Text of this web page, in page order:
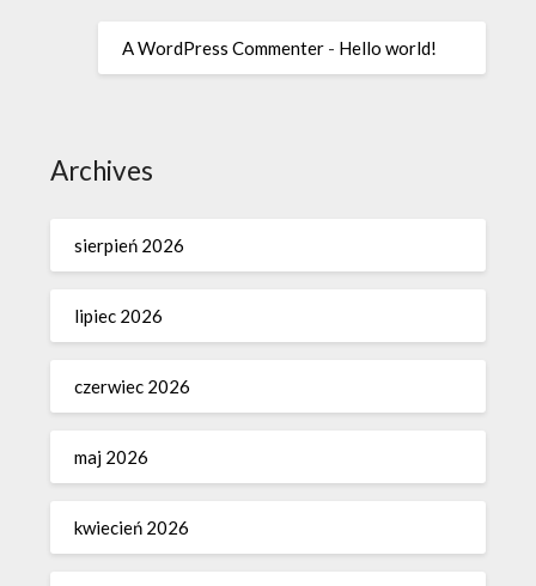
A WordPress Commenter - Hello world!
Archives
sierpień 2026
lipiec 2026
czerwiec 2026
maj 2026
kwiecień 2026